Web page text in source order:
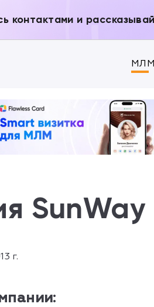
контактами и
МЛМ
SunWay
г.